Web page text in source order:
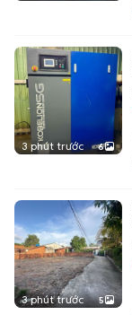
3 phút trước 6
3 phút trước 5